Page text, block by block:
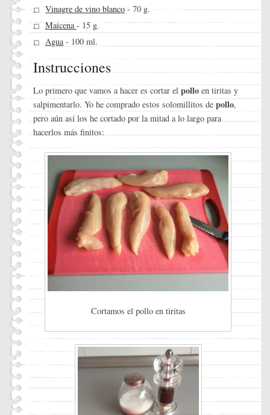
Vinagre de vino blanco- 70 g.
Maicena- 15 g.
Agua- 100 ml.
Instrucciones
Lo primero que vamos a hacer es cortar el pollo en tiritas y
salpimentarlo. Yo he comprado estos solomillitos de pollo,
pero aún así los he cortado por la mitad a lo largo para
hacerlos más finitos:
Cortamos el pollo en tiritas